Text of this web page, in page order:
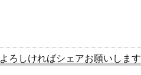
よろしければシェアお願いします